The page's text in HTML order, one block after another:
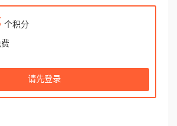
个积分
请先登录